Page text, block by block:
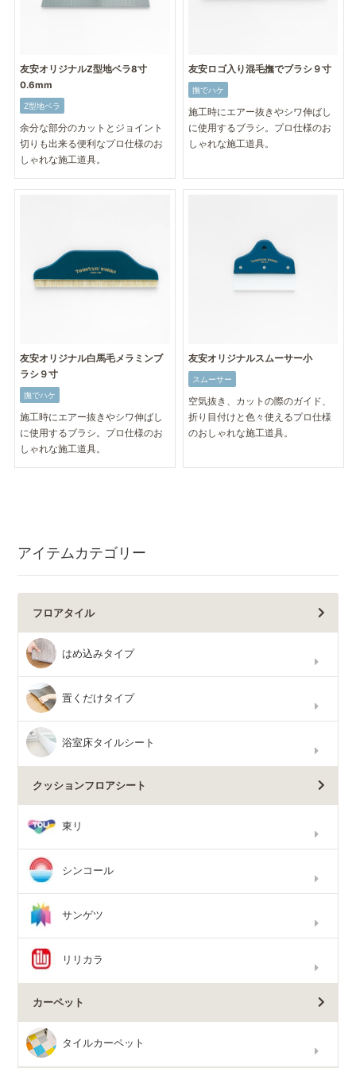
友安オリジナルZ型地ベラ8寸
0.6mm
Z型地ベラ
余分な部分のカットとジョイント
切りも出来る便利なプロ仕様のお
しゃれな施工道具。
友安ロゴ入り混毛撫でブラシ９寸
撫でハケ
施工時にエアー抜きやシワ伸ばし
に使用するブラシ。プロ仕様のお
しゃれな施工道具。
友安オリジナル白馬毛メラミンブ
ラシ９寸
撫でハケ
施工時にエアー抜きやシワ伸ばし
に使用するブラシ。プロ仕様のお
しゃれな施工道具。
友安オリジナルスムーサー小
スムーサー
空気抜き、カットの際のガイド、
折り目付けと色々使えるプロ仕様
のおしゃれな施工道具。
アイテムカテゴリー
フロアタイル
はめ込みタイプ
置くだけタイプ
浴室床タイルシート
クッションフロアシート
東リ
シンコール
サンゲツ
リリカラ
カーペット
タイルカーペット